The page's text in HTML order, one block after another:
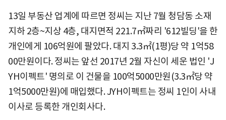
13일 부동산 업계에 따르면 정씨는 지난 7월 청담동 소재
지하 2층~지상 4층, 대지면적 221.7㎡짜리 '612빌딩'을 한
개인에게 106억원에 팔았다. 대지 3.3㎡(1평)당 약 1억58
00만원이다. 정씨는 앞선 2017년 2월 자신이 세운 법인 'J
YH이펙트' 명의로 이 건물을 100억5000만원(3.3㎡당 약
1억5000만원)에 매입했다. JYH이펙트는 정씨 1인이 사내
이사로 등록한 개인회사다.